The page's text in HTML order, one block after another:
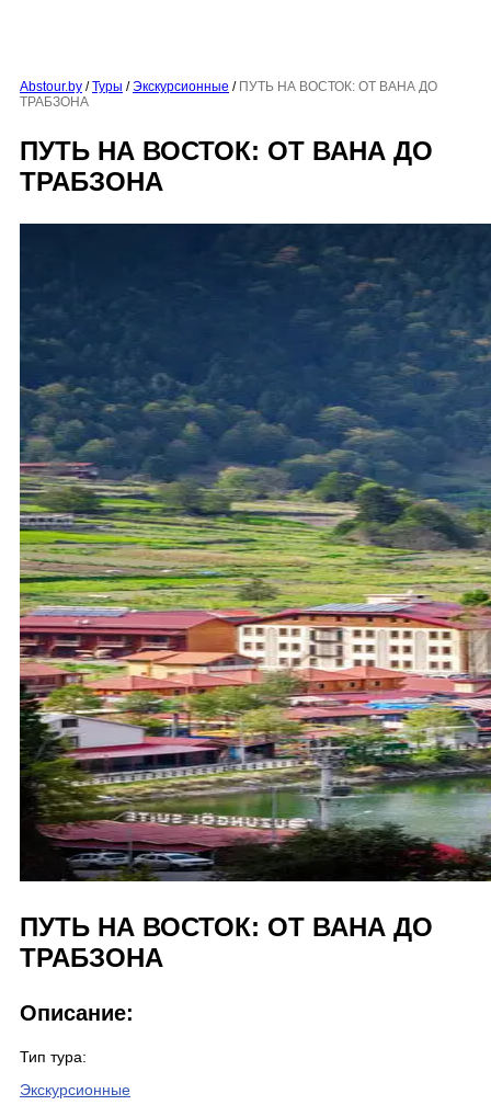
Abstour.by / Туры / Экскурсионные / ПУТЬ НА ВОСТОК: ОТ ВАНА ДО
ТРАБЗОНА
ПУТЬ НА ВОСТОК: ОТ ВАНА ДО
ТРАБЗОНА
ПУТЬ НА ВОСТОК: ОТ ВАНА ДО
ТРАБЗОНА
Описание:
Тип тура:
Экскурсионные